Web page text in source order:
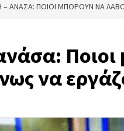
– ΑΝΆΣΑ: ΠΟΙΟΙ ΜΠΟΡΟΎΝ ΝΑ
να